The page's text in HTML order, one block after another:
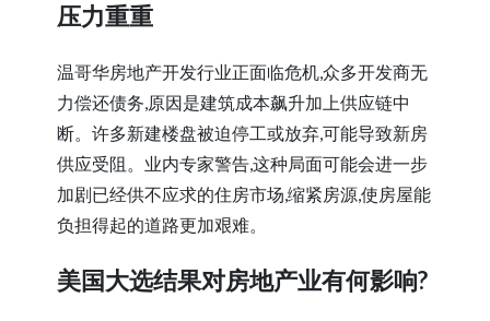
压力重重
温哥华房地产开发行业正面临危机,众多开发商无
力偿还债务,原因是建筑成本飙升加上供应链中
断。许多新建楼盘被迫停工或放弃,可能导致新房
供应受阻。业内专家警告,这种局面可能会进一步
加剧已经供不应求的住房市场,缩紧房源,使房屋能
负担得起的道路更加艰难。
美国大选结果对房地产业有何影响?